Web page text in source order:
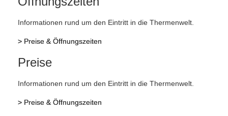
Informationen rund um den Eintritt in die Thermenwelt.
> Preise & Öffnungszeiten
Preise
Informationen rund um den Eintritt in die Thermenwelt.
> Preise & Öffnungszeiten